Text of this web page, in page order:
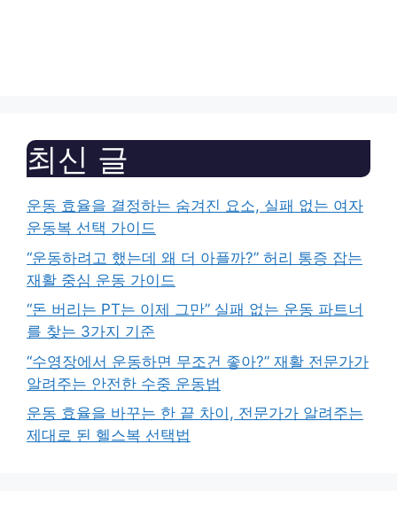
최신 글
운동 효율을 결정하는 숨겨진 요소, 실패 없는 여자
운동복 선택 가이드
“운동하려고 했는데 왜 더 아플까?” 허리 통증 잡는
재활 중심 운동 가이드
“돈 버리는 PT는 이제 그만” 실패 없는 운동 파트너
를 찾는 3가지 기준
“수영장에서 운동하면 무조건 좋아?” 재활 전문가가
알려주는 안전한 수중 운동법
운동 효율을 바꾸는 한 끝 차이, 전문가가 알려주는
제대로 된 헬스복 선택법